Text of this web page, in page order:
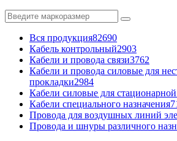
Вся продукция82690
Кабель контрольный2903
Кабели и провода связи3762
Кабели и провода силовые для
прокладки2984
Кабели силовые для
Кабели специального назначения
Провода для воздушных линий
Провода и шнуры различного